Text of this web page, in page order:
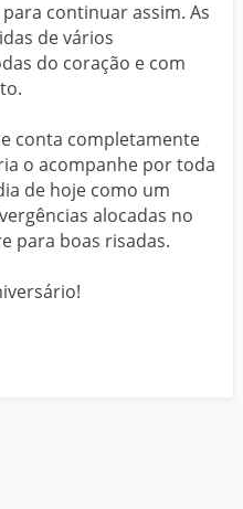
continuar assim. As
de vários
do coração e com
conta completamente
o acompanhe por toda
de hoje como um
alocadas no
para boas risadas.